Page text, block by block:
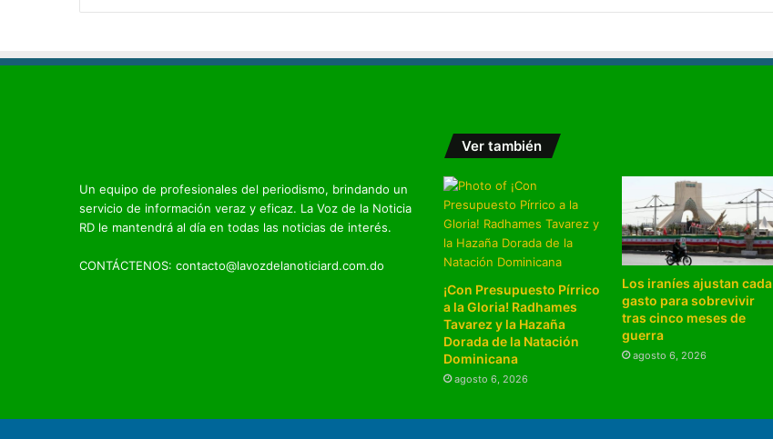
Un equipo de profesionales del periodismo, brindando un
servicio de información veraz y eficaz. La Voz de la Noticia
RD le mantendrá al día en todas las noticias de interés.
CONTÁCTENOS: contacto@lavozdelanoticiard.com.do
Ver también
¡Con Presupuesto Pírrico
a la Gloria! Radhames
Tavarez y la Hazaña
Dorada de la Natación
Dominicana
agosto 6, 2026
Los iraníes ajustan cada
gasto para sobrevivir
tras cinco meses de
guerra
agosto 6, 2026